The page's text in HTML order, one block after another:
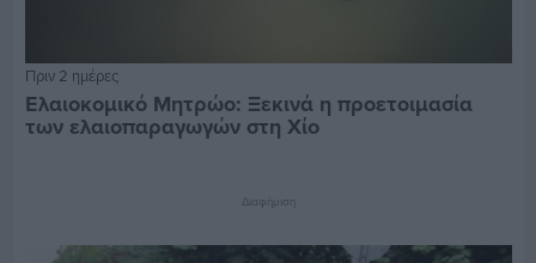
Πριν 2 ημέρες
Ελαιοκομικό Μητρώο: Ξεκινά η προετοιμασία
των ελαιοπαραγωγών στη Χίο
Διαφήμιση